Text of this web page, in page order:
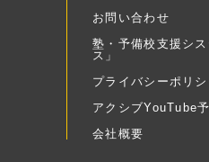
お問い合わせ
塾・予備校支援シ
ス」
プライバシーポリシ
アクシブYouTube
会社概要